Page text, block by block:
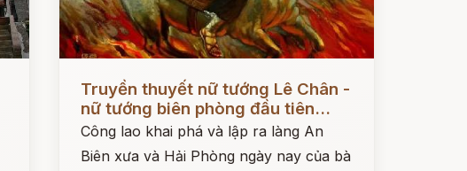
Đọc ngay
Truyền thuyết nữ tướng Lê Chân -
nữ tướng biên phòng đầu tiên...
Công lao khai phá và lập ra làng An
Biên xưa và Hải Phòng ngày nay của bà